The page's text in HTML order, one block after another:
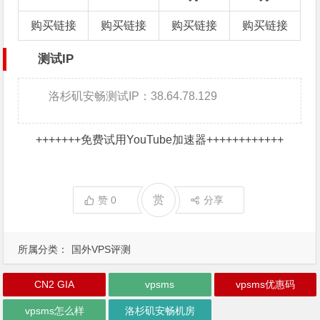
所属分类： 国外VPS评测
购买链接 购买链接 购买链接 购买链接
测试IP
洛杉矶安畅测试IP：38.64.78.129
+++++++免费试用YouTube加速器++++++++++++
赞0 赏 分享
CN2 GIA vpsms vpsms优惠码
vpsms怎么样 洛杉矶安畅机房